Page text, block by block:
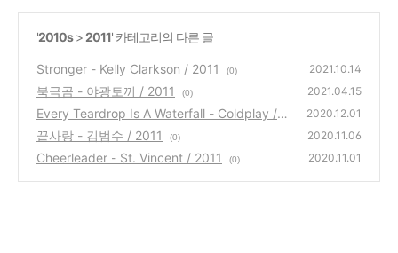
'2010s>2011' 카테고리의 다른 글
Stronger - Kelly Clarkson / 2011 (0) 2021.10.14
북극곰 - 야광토끼 / 2011 (0) 2021.04.15
Every Teardrop Is A Waterfall - Coldplay / 2
011
(0)
2020.12.01
끝사랑 - 김범수 / 2011 (0) 2020.11.06
Cheerleader - St. Vincent / 2011 (0) 2020.11.01